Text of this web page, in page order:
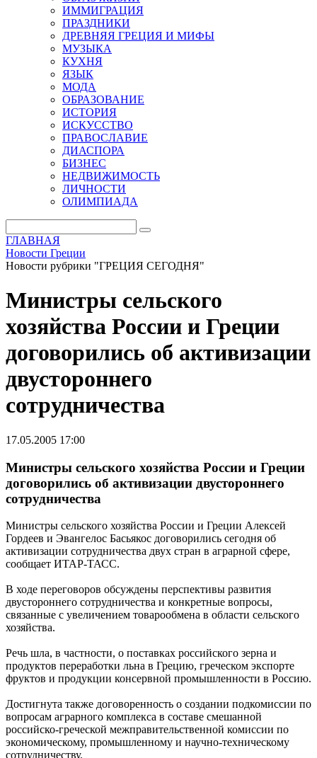
ИММИГРАЦИЯ
ПРАЗДНИКИ
ДРЕВНЯЯ ГРЕЦИЯ И МИФЫ
МУЗЫКА
КУХНЯ
ЯЗЫК
МОДА
ОБРАЗОВАНИЕ
ИСТОРИЯ
ИСКУССТВО
ПРАВОСЛАВИЕ
ДИАСПОРА
БИЗНЕС
НЕДВИЖИМОСТЬ
ЛИЧНОСТИ
ОЛИМПИАДА
ГЛАВНАЯ
Новости Греции
Новости рубрики "ГРЕЦИЯ СЕГОДНЯ"
Министры сельского
хозяйства России и Греции
договорились об активизации
двустороннего
сотрудничества
17.05.2005 17:00
Министры сельского хозяйства России и Греции
договорились об активизации двустороннего
сотрудничества
Министры сельского хозяйства России и Греции Алексей
Гордеев и Эвангелос Басьякос договорились сегодня об
активизации сотрудничества двух стран в аграрной сфере,
сообщает ИТАР-ТАСС.
В ходе переговоров обсуждены перспективы развития
двустороннего сотрудничества и конкретные вопросы,
связанные с увеличением товарообмена в области сельского
хозяйства.
Речь шла, в частности, о поставках российского зерна и
продуктов переработки льна в Грецию, греческом экспорте
фруктов и продукции консервной промышленности в Россию.
Достигнута также договоренность о создании подкомиссии по
вопросам аграрного комплекса в составе смешанной
российско-греческой межправительственной комиссии по
экономическому, промышленному и научно-техническому
сотрудничеству.